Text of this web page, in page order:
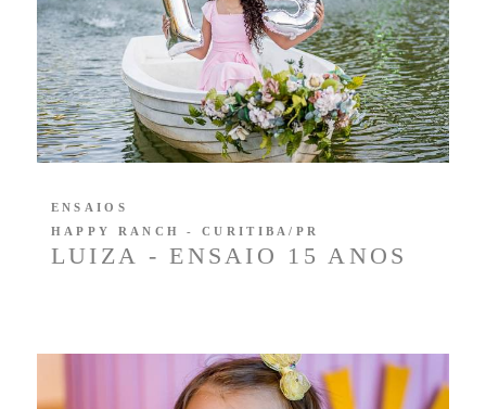
LUIZA - ENSAIO 15 ANOS
ENSAIOS
HAPPY RANCH - CURITIBA/PR